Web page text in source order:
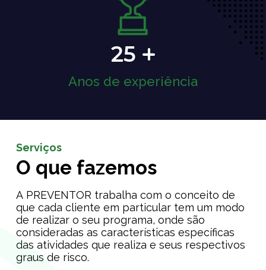
25
Anos de experiência
Serviços
O que fazemos
A PREVENTOR trabalha com o conceito de
que cada cliente em particular tem um modo
de realizar o seu programa, onde são
consideradas as características específicas
das atividades que realiza e seus respectivos
graus de risco.